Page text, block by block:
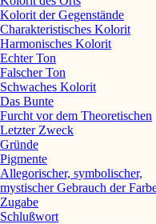
Kolorit der Gegenstände
Charakteristisches Kolorit
Harmonisches Kolorit
Echter Ton
Falscher Ton
Schwaches Kolorit
Das Bunte
Furcht vor dem Theoretischen
Letzter Zweck
Gründe
Pigmente
Allegorischer, symbolischer,
mystischer Gebrauch der
Zugabe
Schlußwort